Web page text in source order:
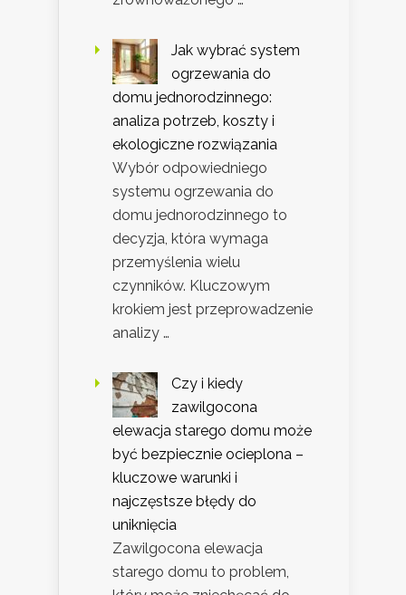
Jak wybrać system
ogrzewania do
domu jednorodzinnego:
analiza potrzeb, koszty i
ekologiczne rozwiązania
Wybór odpowiedniego
systemu ogrzewania do
domu jednorodzinnego to
decyzja, która wymaga
przemyślenia wielu
czynników. Kluczowym
krokiem jest przeprowadzenie
analizy …
Czy i kiedy
zawilgocona
elewacja starego domu może
być bezpiecznie ocieplona –
kluczowe warunki i
najczęstsze błędy do
uniknięcia
Zawilgocona elewacja
starego domu to problem,